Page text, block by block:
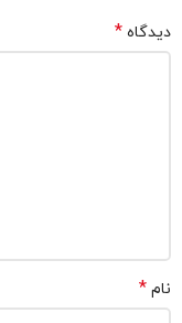
دیدگاه *
نام *